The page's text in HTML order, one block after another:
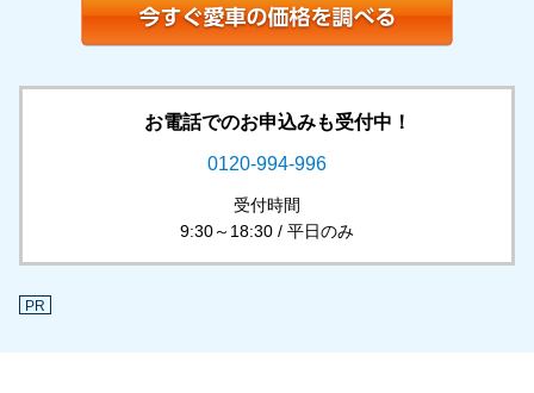
お電話でのお申込みも受付中！
0120-994-996
受付時間
9:30～18:30 / 平日のみ
PR